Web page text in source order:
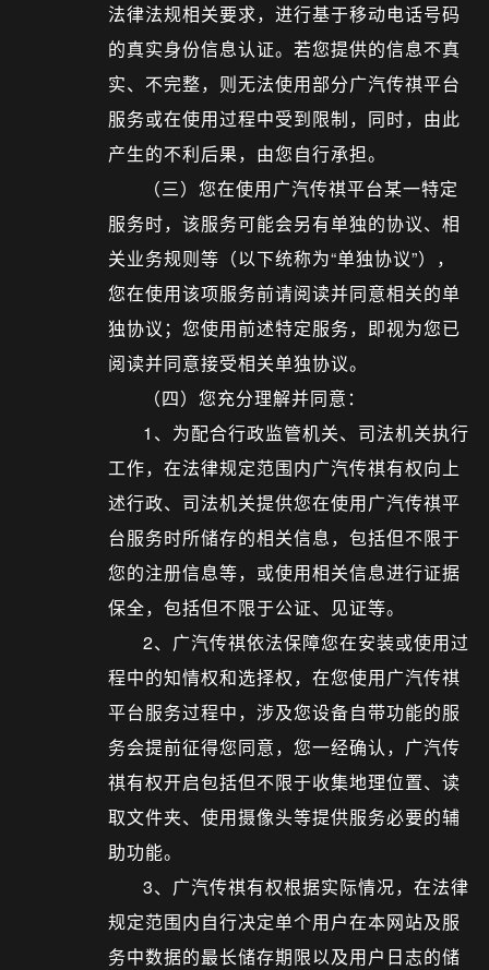
法律法规相关要求，进行基于移动电话号码
的真实身份信息认证。若您提供的信息不真
实、不完整，则无法使用部分广汽传祺平台
服务或在使用过程中受到限制，同时，由此
产生的不利后果，由您自行承担。
（三）您在使用广汽传祺平台某一特定
服务时，该服务可能会另有单独的协议、相
关业务规则等（以下统称为“单独协议”），
您在使用该项服务前请阅读并同意相关的单
独协议；您使用前述特定服务，即视为您已
阅读并同意接受相关单独协议。
（四）您充分理解并同意：
1、为配合行政监管机关、司法机关执行
工作，在法律规定范围内广汽传祺有权向上
述行政、司法机关提供您在使用广汽传祺平
台服务时所储存的相关信息，包括但不限于
您的注册信息等，或使用相关信息进行证据
保全，包括但不限于公证、见证等。
2、广汽传祺依法保障您在安装或使用过
程中的知情权和选择权，在您使用广汽传祺
平台服务过程中，涉及您设备自带功能的服
务会提前征得您同意，您一经确认，广汽传
祺有权开启包括但不限于收集地理位置、读
取文件夹、使用摄像头等提供服务必要的辅
助功能。
3、广汽传祺有权根据实际情况，在法律
规定范围内自行决定单个用户在本网站及服
务中数据的最长储存期限以及用户日志的储